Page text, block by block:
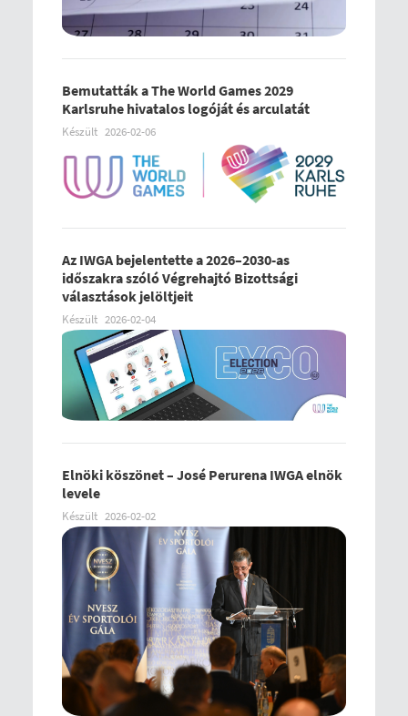
Bemutatták a The World Games 2029
Karlsruhe hivatalos logóját és arculatát
Készült 2026-02-06
Az IWGA bejelentette a 2026–2030-as
időszakra szóló Végrehajtó Bizottsági
választások jelöltjeit
Készült 2026-02-04
Elnöki köszönet – José Perurena IWGA elnök
levele
Készült 2026-02-02